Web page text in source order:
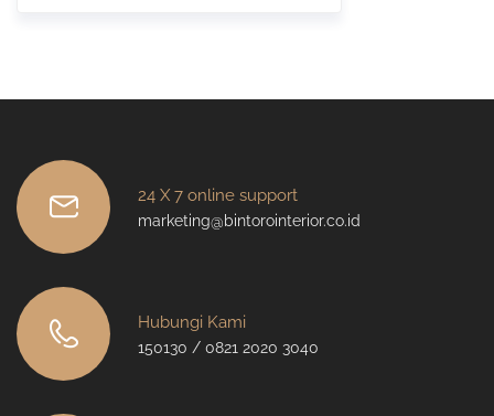
24 X 7 online support
marketing@bintorointerior.co.id
Hubungi Kami
150130 / 0821 2020 3040